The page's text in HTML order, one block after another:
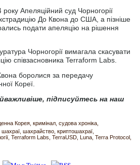
Апеляційний суд Чорногорії
До Квона до США, а пізніше
подати апеляцію на рішення
Чорногорії вимагала скасувати
співзасновника Terraform Labs.
боролися за передачу
Кореї.
підписуйтесь на наш
Корея кримінал судова хроніка
шахраї шахрайство криптошахраї
Terraform Labs TerraUSD Luna Terra Protocol